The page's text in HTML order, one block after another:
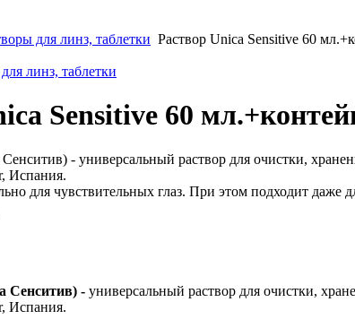
для линз, таблетки Раствор Unica Sensitive 60
линз, таблетки
Sensitive 60
- универсальный раствор для очистки,
Испания.
для чувствительных глаз. При этом подходит даже
Сенситив) - универсальный раствор для очистки,
Испания.